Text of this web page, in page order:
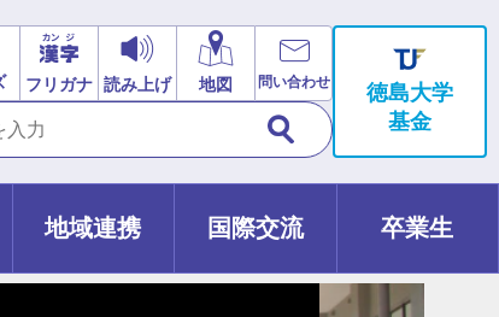
フリガナ 読み上げ 地図 問い合わせ
徳島大学
基金
地域連携 国際交流 卒業生